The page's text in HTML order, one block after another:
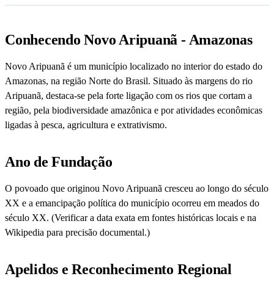
Conhecendo Novo Aripuanã - Amazonas
Novo Aripuanã é um município localizado no interior do estado do
Amazonas, na região Norte do Brasil. Situado às margens do rio
Aripuanã, destaca-se pela forte ligação com os rios que cortam a
região, pela biodiversidade amazônica e por atividades econômicas
ligadas à pesca, agricultura e extrativismo.
Ano de Fundação
O povoado que originou Novo Aripuanã cresceu ao longo do século
XX e a emancipação política do município ocorreu em meados do
século XX. (Verificar a data exata em fontes históricas locais e na
Wikipedia para precisão documental.)
Apelidos e Reconhecimento Regional